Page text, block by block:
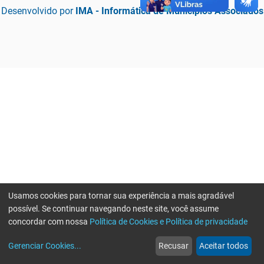
Desenvolvido por IMA - Informática de Municípios Associados
web
Notícias
more_horiz
Mais
Usamos cookies para tornar sua experiência a mais agradável
possível. Se continuar navegando neste site, você assume
concordar com nossa Política de Cookies e Política de privacidade
Gerenciar Cookies... Recusar Aceitar todos
Erro ao enviar informações, por favor tente novamente